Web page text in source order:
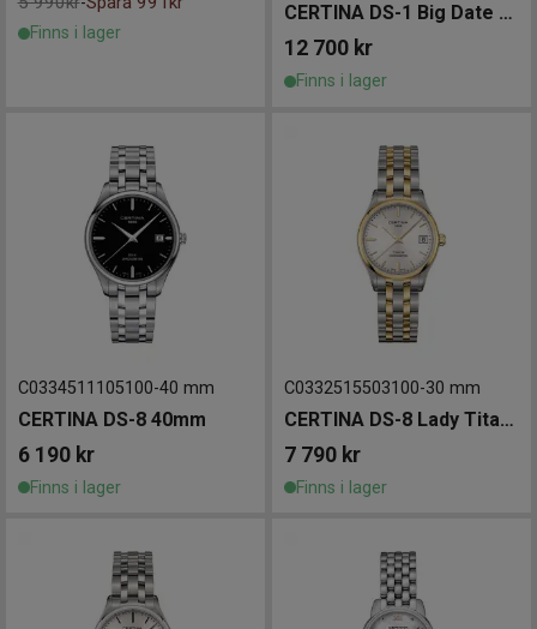
Finns i lager
CERTINA DS-1 Big Date Powermatic 80 41mm 60th Anni
12 700 kr
Finns i lager
C0334511105100-40 mm
CERTINA DS-8 40mm
6 190 kr
Finns i lager
C0332515503100-30 mm
CERTINA DS-8 Lady Titanium 30mm
7 790 kr
Finns i lager